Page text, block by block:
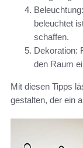
beleuchtet
schaffen.
Dekoration:
den Raum
Mit diesen Tipps
gestalten, der ein